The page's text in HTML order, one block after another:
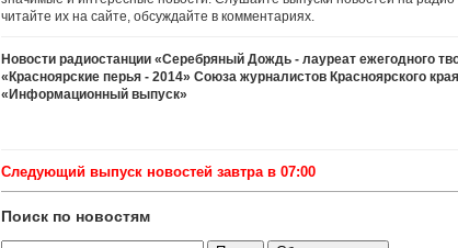
читайте их на сайте, обсуждайте в комментариях.
Новости радиостанции «Серебряный Дождь - лауреат ежегодного
«Красноярские перья - 2014» Союза журналистов Красноярского
«Информационный выпуск»
Cледующий выпуск новостей завтра в 07:00
Поиск по новостям